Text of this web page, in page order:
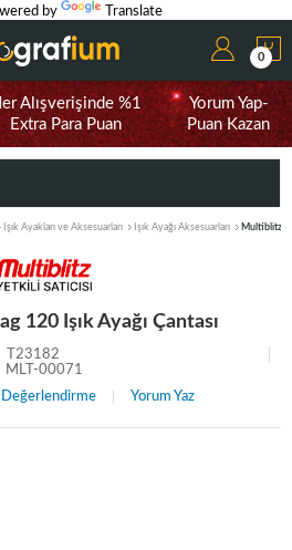
by Translate
0
Alışverişinde %1
Extra Para Puan
Yorum Yap-
Puan Kazan
Işık Ayakları ve Aksesuarları Işık Ayağı Aksesuarları Multiblitz
120 Işık Ayağı Çantası
T23182
MLT-00071
Yorum Yaz